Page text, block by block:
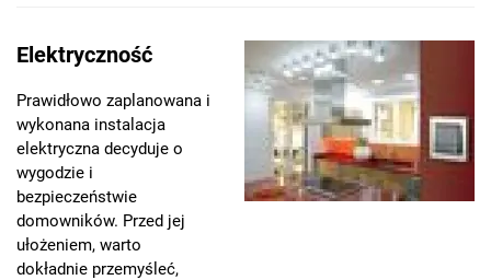
Elektryczność
Prawidłowo zaplanowana i
wykonana instalacja
elektryczna decyduje o
wygodzie i
bezpieczeństwie
domowników. Przed jej
ułożeniem, warto
dokładnie przemyśleć,